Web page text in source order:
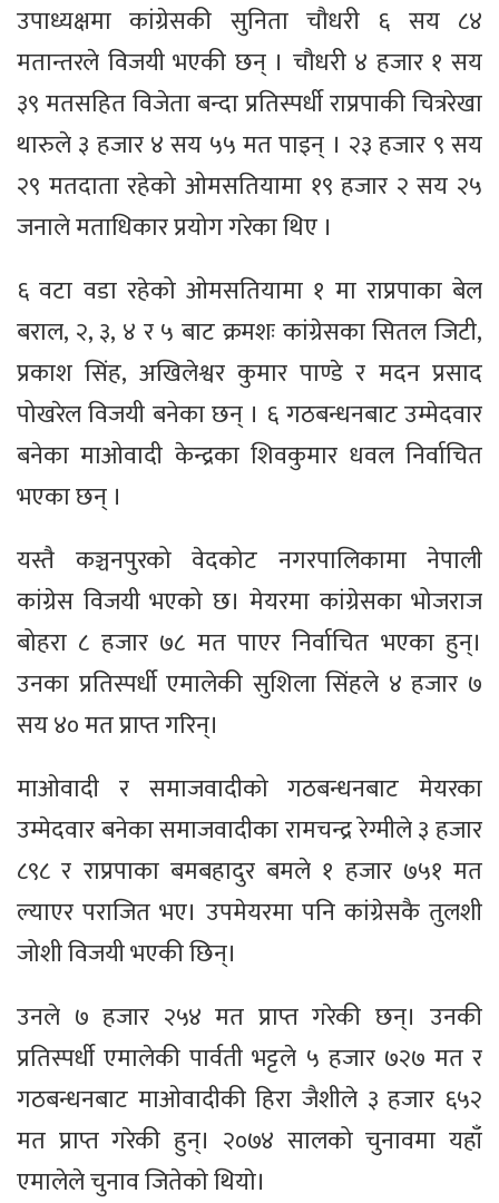
उपाध्यक्षमा कांग्रेसकी सुनिता चौधरी ६ सय ८४
मतान्तरले विजयी भएकी छन् । चौधरी ४ हजार १ सय
३९ मतसहित विजेता बन्दा प्रतिस्पर्धी राप्रपाकी चित्ररेखा
थारुले ३ हजार ४ सय ५५ मत पाइन् । २३ हजार ९ सय
२९ मतदाता रहेको ओमसतियामा १९ हजार २ सय २५
जनाले मताधिकार प्रयोग गरेका थिए ।
६ वटा वडा रहेको ओमसतियामा १ मा राप्रपाका बेल
बराल, २, ३, ४ र ५ बाट क्रमशः कांग्रेसका सितल जिटी,
प्रकाश सिंह, अखिलेश्वर कुमार पाण्डे र मदन प्रसाद
पोखरेल विजयी बनेका छन् । ६ गठबन्धनबाट उम्मेदवार
बनेका माओवादी केन्द्रका शिवकुमार धवल निर्वाचित
भएका छन् ।
यस्तै कञ्चनपुरको वेदकोट नगरपालिकामा नेपाली
कांग्रेस विजयी भएको छ। मेयरमा कांग्रेसका भोजराज
बोहरा ८ हजार ७८ मत पाएर निर्वाचित भएका हुन्।
उनका प्रतिस्पर्धी एमालेकी सुशिला सिंहले ४ हजार ७
सय ४० मत प्राप्त गरिन्।
माओवादी र समाजवादीको गठबन्धनबाट मेयरका
उम्मेदवार बनेका समाजवादीका रामचन्द्र रेग्मीले ३ हजार
८९८ र राप्रपाका बमबहादुर बमले १ हजार ७५१ मत
ल्याएर पराजित भए। उपमेयरमा पनि कांग्रेसकै तुलशी
जोशी विजयी भएकी छिन्।
उनले ७ हजार २५४ मत प्राप्त गरेकी छन्। उनकी
प्रतिस्पर्धी एमालेकी पार्वती भट्टले ५ हजार ७२७ मत र
गठबन्धनबाट माओवादीकी हिरा जैशीले ३ हजार ६५२
मत प्राप्त गरेकी हुन्। २०७४ सालको चुनावमा यहाँ
एमालेले चुनाव जितेकाे थियाे।